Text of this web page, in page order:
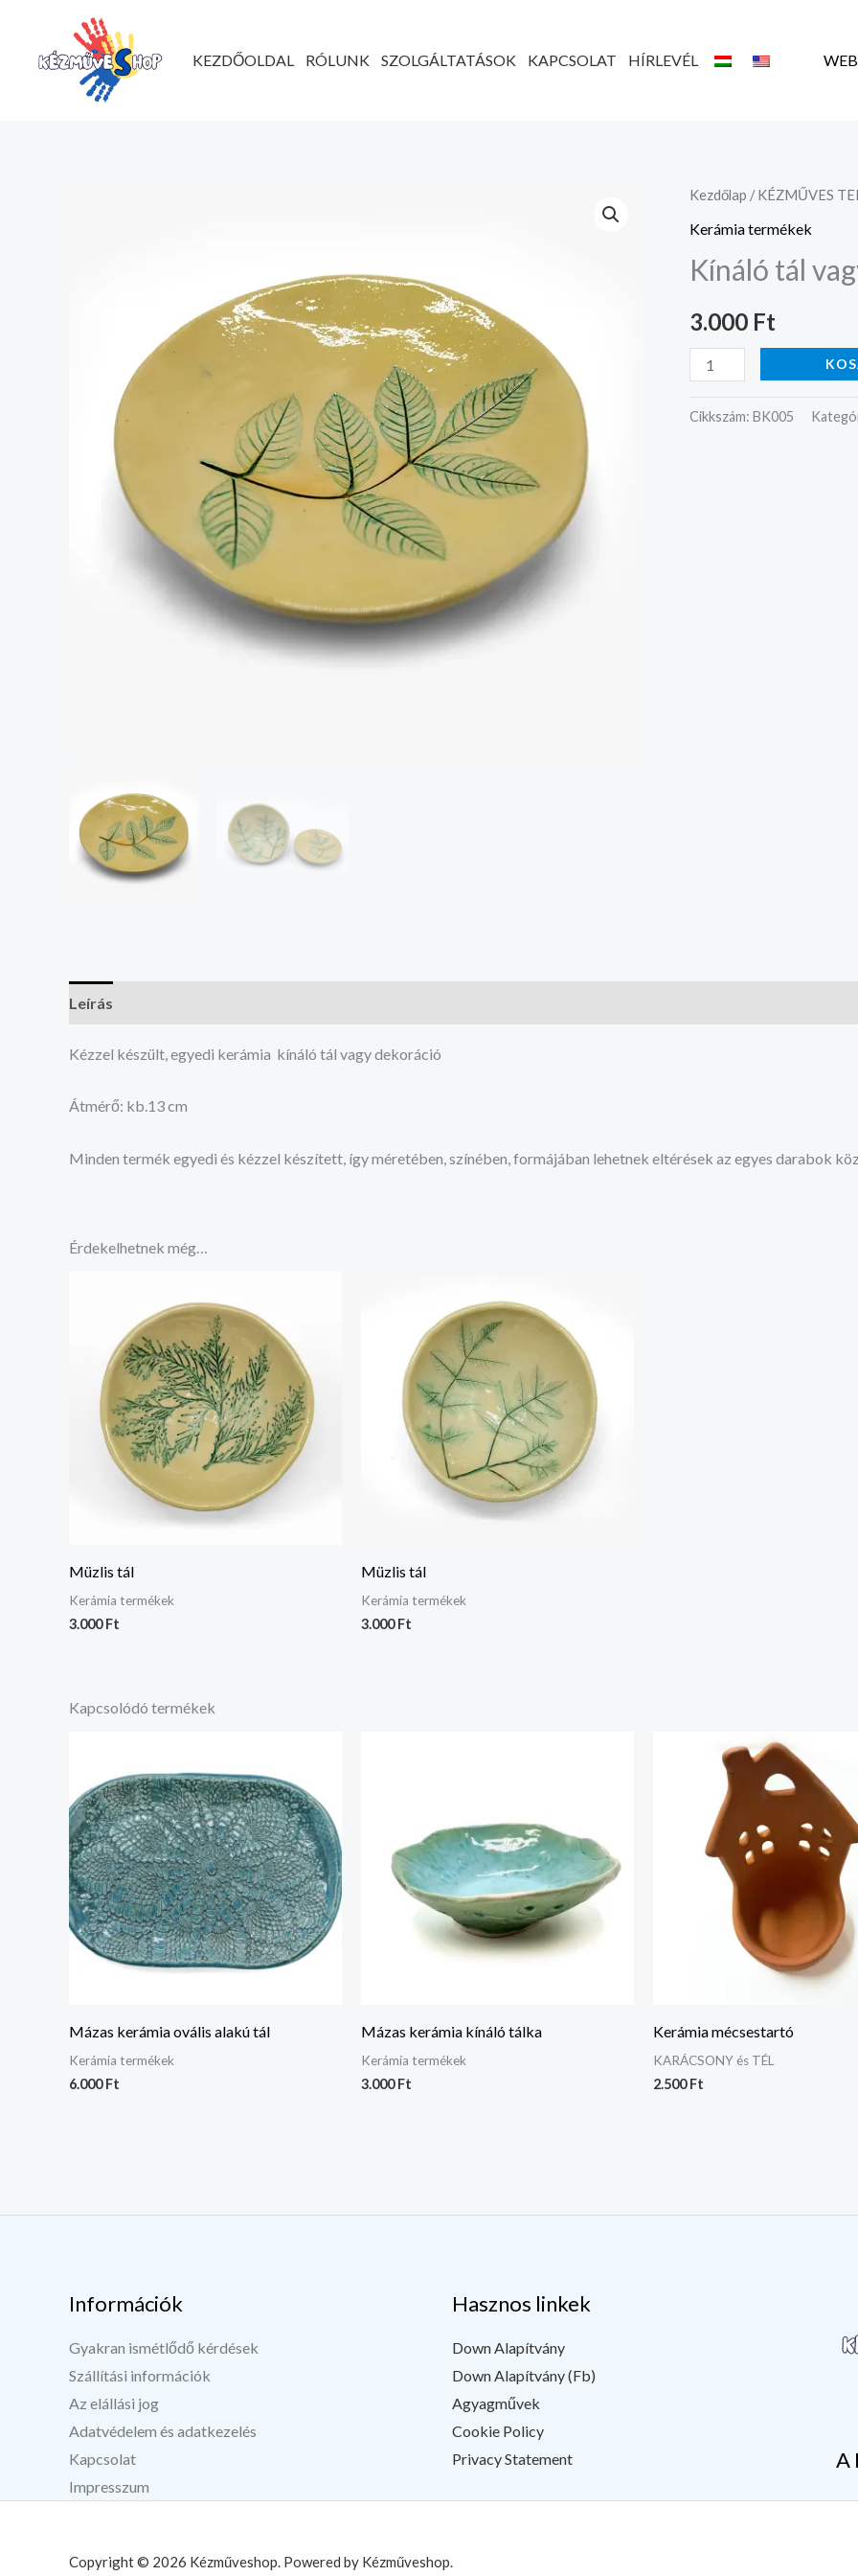
tartalomhoz
KEZDŐOLDAL RÓLUNK SZOLGÁLTATÁSOK KAPCSOLAT HÍRLEVÉL
Kezdőlap /KÉZMŰVES
Kerámia termékek
Kínáló tál
3.000 Ft
Kínáló
tál
dekoráció
Cikkszám: BK005
Leírás
Kézzel készült, egyedi kerámia kínáló tál vagy dekoráció
Átmérő: kb.13 cm
Minden termék egyedi és kézzel készített, így méretében, színében, formájában lehetnek eltérések az egyes darabok
Érdekelhetnek még…
Müzlis tál
Kerámia termékek
3.000Ft
Müzlis tál
Kerámia termékek
3.000Ft
Kapcsolódó termékek
Mázas kerámia ovális alakú tál
Kerámia termékek
6.000Ft
Mázas kerámia kínáló tálka
Kerámia termékek
3.000Ft
Kerámia mécsestartó
KARÁCSONY és TÉL
2.500Ft
Információk
Gyakran ismétlődő kérdések
Szállítási információk
Az elállási jog
Adatvédelem és adatkezelés
Kapcsolat
Impresszum
Hasznos linkek
Down Alapítvány
Down Alapítvány (Fb)
Agyagművek
Cookie Policy
Privacy Statement
A
Copyright © 2026 Kézműveshop. Powered by Kézműveshop.